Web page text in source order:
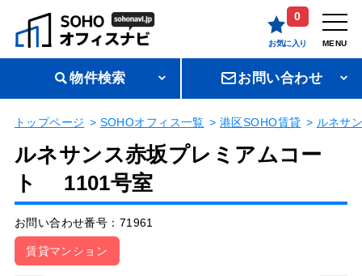
0
お気に入り MENU
物件検索 お問い合わせ
トップページ SOHOオフィス一覧 港区SOHO賃貸 ルネサ
ルネサンス赤坂プレミアムコー
ト 1101号室
お問い合わせ番号：71961
賃貸マンション